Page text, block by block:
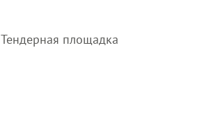
Тендерная площадка